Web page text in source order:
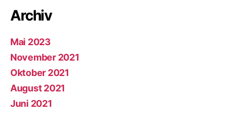
Archiv
Mai 2023
November 2021
Oktober 2021
August 2021
Juni 2021